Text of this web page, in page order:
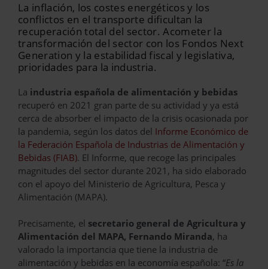
La inflación, los costes energéticos y los
conflictos en el transporte dificultan la
recuperación total del sector. Acometer la
transformación del sector con los Fondos Next
Generation y la estabilidad fiscal y legislativa,
prioridades para la industria.
La industria española de alimentación y bebidas
recuperó en 2021 gran parte de su actividad y ya está
cerca de absorber el impacto de la crisis ocasionada por
la pandemia, según los datos del Informe Económico de
la Federación Española de Industrias de Alimentación y
Bebidas (FIAB). El Informe, que recoge las principales
magnitudes del sector durante 2021, ha sido elaborado
con el apoyo del Ministerio de Agricultura, Pesca y
Alimentación (MAPA).
Precisamente, el secretario general de Agricultura y
Alimentación del MAPA, Fernando Miranda, ha
valorado la importancia que tiene la industria de
alimentación y bebidas en la economía española: “Es la